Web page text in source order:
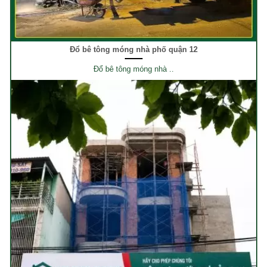
Đổ bê tông móng nhà phố quận 12
Đổ bê tông móng nhà ..